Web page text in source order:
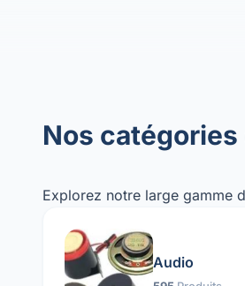
Nos
Explorez notre large gamme
Audio